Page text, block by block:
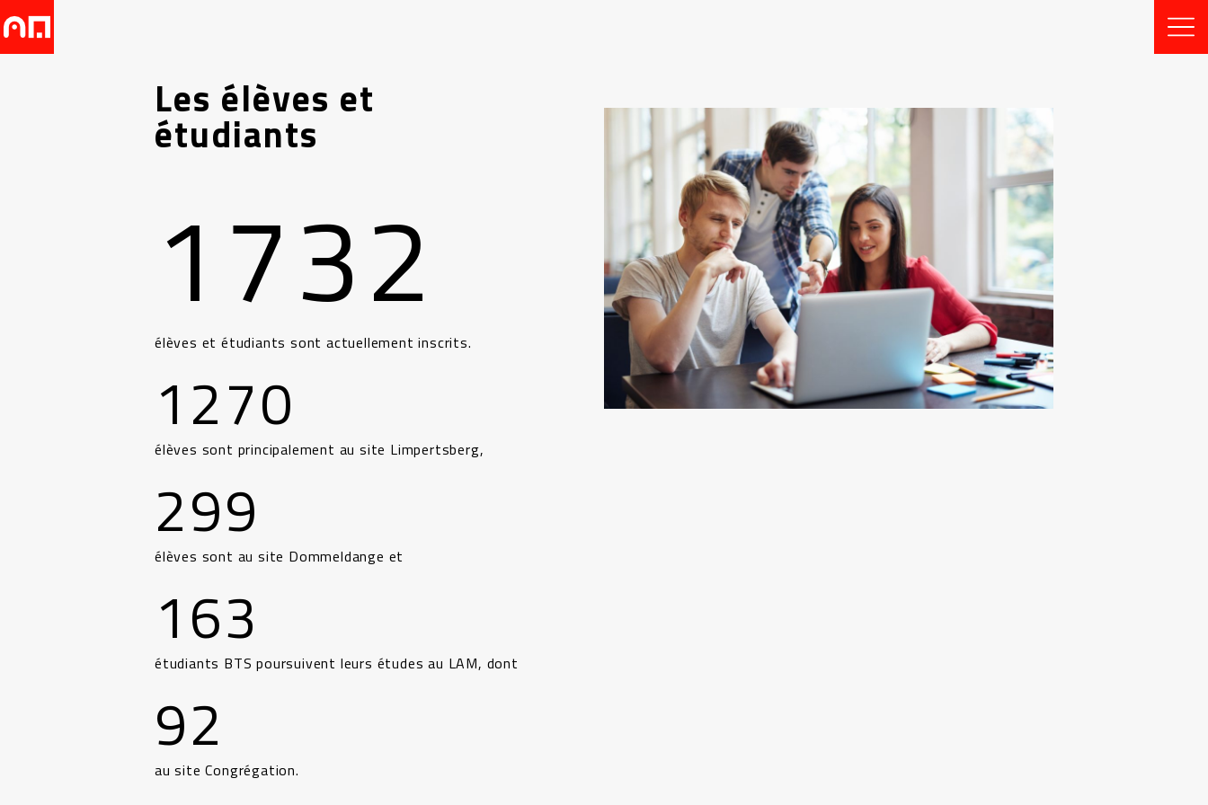
Les élèves et
étudiants
1732
élèves et étudiants sont actuellement inscrits.
1270
élèves sont principalement au site Limpertsberg,
299
élèves sont au site Dommeldange et
163
étudiants BTS poursuivent leurs études au LAM, dont
92
au site Congrégation.